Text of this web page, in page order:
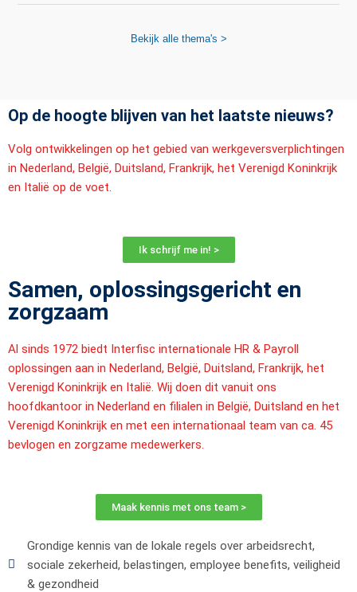
Bekijk alle thema's >
Op de hoogte blijven van het laatste nieuws?
Volg ontwikkelingen op het gebied van werkgeversverplichtingen
in Nederland, België, Duitsland, Frankrijk, het Verenigd Koninkrijk
en Italië op de voet.
Ik schrijf me in! >
Samen, oplossingsgericht en
zorgzaam
Al sinds 1972 biedt Interfisc internationale HR & Payroll
oplossingen aan in Nederland, België, Duitsland, Frankrijk, het
Verenigd Koninkrijk en Italië. Wij doen dit vanuit ons
hoofdkantoor in Nederland en filialen in België, Duitsland en het
Verenigd Koninkrijk en met een internationaal team van ca. 45
bevlogen en zorgzame medewerkers.
Maak kennis met ons team >
Grondige kennis van de lokale regels over arbeidsrecht,
sociale zekerheid, belastingen, employee benefits, veiligheid
& gezondheid